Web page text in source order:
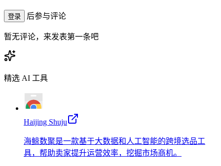
登录 后参与评论
暂无评论，来发表第一条吧
精选 AI 工具
Haijing Shuju
海鲸数聚是一款基于大数据和人工智能的跨境选品工
具，帮助卖家提升运营效率，挖掘市场商机。